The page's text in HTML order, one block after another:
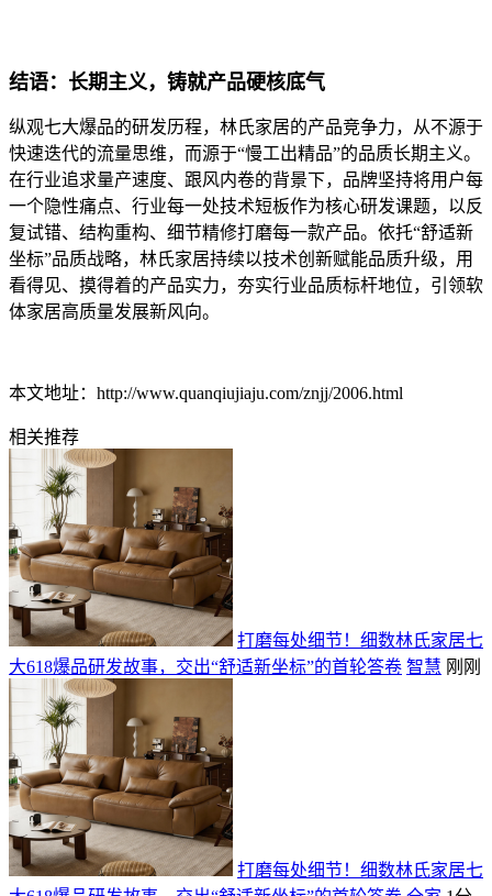
结语：长期主义，铸就产品硬核底气
纵观七大爆品的研发历程，林氏家居的产品竞争力，从不源于
快速迭代的流量思维，而源于“慢工出精品”的品质长期主义。
在行业追求量产速度、跟风内卷的背景下，品牌坚持将用户每
一个隐性痛点、行业每一处技术短板作为核心研发课题，以反
复试错、结构重构、细节精修打磨每一款产品。依托“舒适新
坐标”品质战略，林氏家居持续以技术创新赋能品质升级，用
看得见、摸得着的产品实力，夯实行业品质标杆地位，引领软
体家居高质量发展新风向。
本文地址：http://www.quanqiujiaju.com/znjj/2006.html
相关推荐
打磨每处细节！细数林氏家居七
大618爆品研发故事，交出“舒适新坐标”的首轮答卷 智慧 刚刚
打磨每处细节！细数林氏家居七